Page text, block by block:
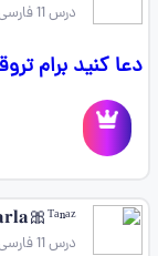
درس 11 فارسی ششم
دعا کنید برام
درس 11 فارسی ششم